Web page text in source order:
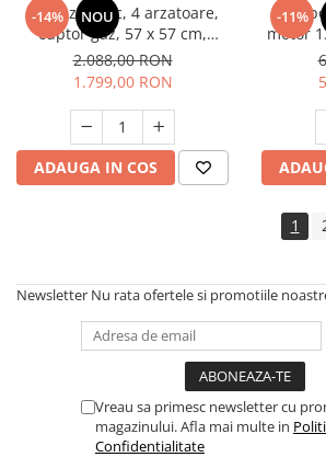
-14% NOU
Aragaz rustic, 4 arzatoare,
cuptor gaz, 57 x 57 cm,
rotisor, grill, ventilatie,
aprindere electrica, gratare
fonta, negru + plita inox,
Studio Casa Marco
2.088,00 RON
1.799,00 RON
ADAUGA IN COS
-11%
motor
60m,
1
Newsletter Nu rata ofertele si promotiile
Vreau sa primesc newsletter cu
magazinului. Afla mai multe in
Confidentialitate